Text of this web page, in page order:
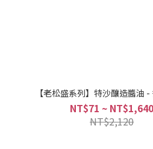
【老松盛系列】特沙釀造醬油
NT$71 ~ NT$1,640
NT$2,120